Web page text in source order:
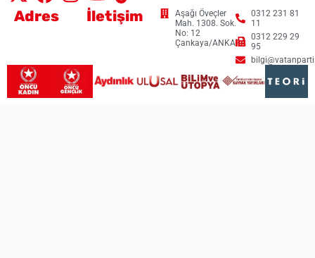
Adres
Aşağı Öveçler
Mah. 1308. Sok.
No: 12
Çankaya/ANKARA
İletişim
0312 231 81
11
0312 229 29
95